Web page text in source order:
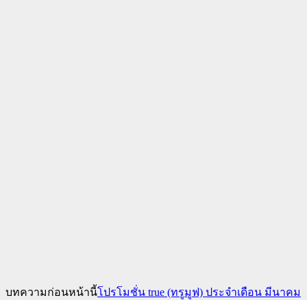
บทความก่อนหน้านี้โปรโมชั่น true (ทรูมูฟ) ประจำเดือน มีนาคม